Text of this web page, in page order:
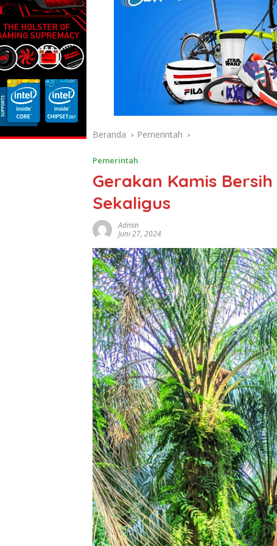
Beranda Pemerintah
Pemerintah
Gerakan Kamis
Sekaligus
Admin
Juni 27, 2024